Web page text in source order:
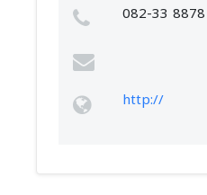
082-33 8878
http://